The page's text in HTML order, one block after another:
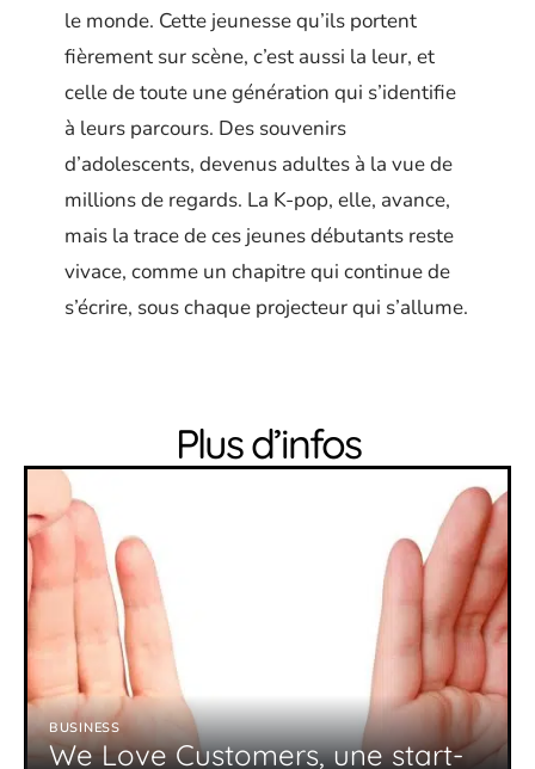
le monde. Cette jeunesse qu’ils portent
fièrement sur scène, c’est aussi la leur, et
celle de toute une génération qui s’identifie
à leurs parcours. Des souvenirs
d’adolescents, devenus adultes à la vue de
millions de regards. La K-pop, elle, avance,
mais la trace de ces jeunes débutants reste
vivace, comme un chapitre qui continue de
s’écrire, sous chaque projecteur qui s’allume.
Plus d’infos
BUSINESS
We Love Customers, une start-